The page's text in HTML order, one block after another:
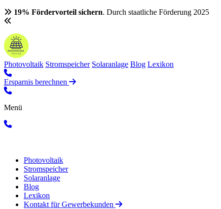
19% Fördervorteil sichern. Durch staatliche Förderung 2025
Photovoltaik Stromspeicher Solaranlage Blog Lexikon
Ersparnis berechnen
Menü
Photovoltaik
Stromspeicher
Solaranlage
Blog
Lexikon
Kontakt für Gewerbekunden